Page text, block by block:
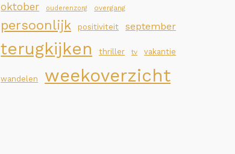
oktober
ouderenzorg overgang
persoonlijk positiviteit september
terugkijken thriller tv vakantie
wandelen weekoverzicht